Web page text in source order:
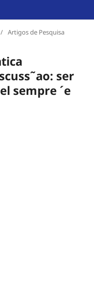
/ Artigos de Pesquisa
ser
sempre ´e